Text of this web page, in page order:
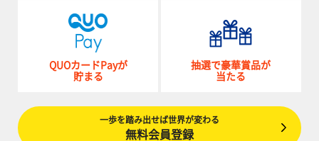
QUOカードPayが
貯まる
抽選で豪華賞品が
当たる
一歩を踏み出せば世界が変わる
無料会員登録